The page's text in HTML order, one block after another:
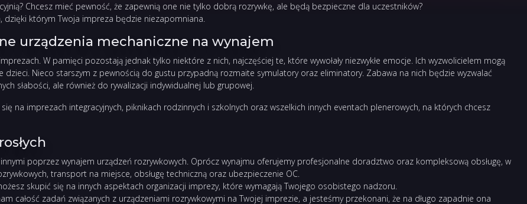
Chcesz mieć pewność, że zapewnią one nie tylko dobrą rozrywkę, ale będą bezpieczne dla uczestników?
dzięki którym Twoja impreza będzie niezapomniana.
urządzenia mechaniczne na wynajem
W pamięci pozostają jednak tylko niektóre z nich, najczęściej te, które wywołały niezwykłe emocje. Ich wyzwolicielem mogą
dzieci. Nieco starszym z pewnością do gustu przypadną rozmaite symulatory oraz eliminatory. Zabawa na nich będzie wyzwalać
słabości, ale również do rywalizacji indywidualnej lub grupowej.
na imprezach integracyjnych, piknikach rodzinnych i szkolnych oraz wszelkich innych eventach plenerowych, na których chcesz
poprzez wynajem urządzeń rozrywkowych. Oprócz wynajmu oferujemy profesjonalne doradztwo oraz kompleksową obsługę, w
transport na miejsce, obsługę techniczną oraz ubezpieczenie OC.
skupić się na innych aspektach organizacji imprezy, które wymagają Twojego osobistego nadzoru.
całość zadań związanych z urządzeniami rozrywkowymi na Twojej imprezie, a jesteśmy przekonani, że na długo zapadnie ona